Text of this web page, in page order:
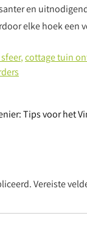
en
elke hoek een
,cottage tuin
Tips voor het
Vereiste